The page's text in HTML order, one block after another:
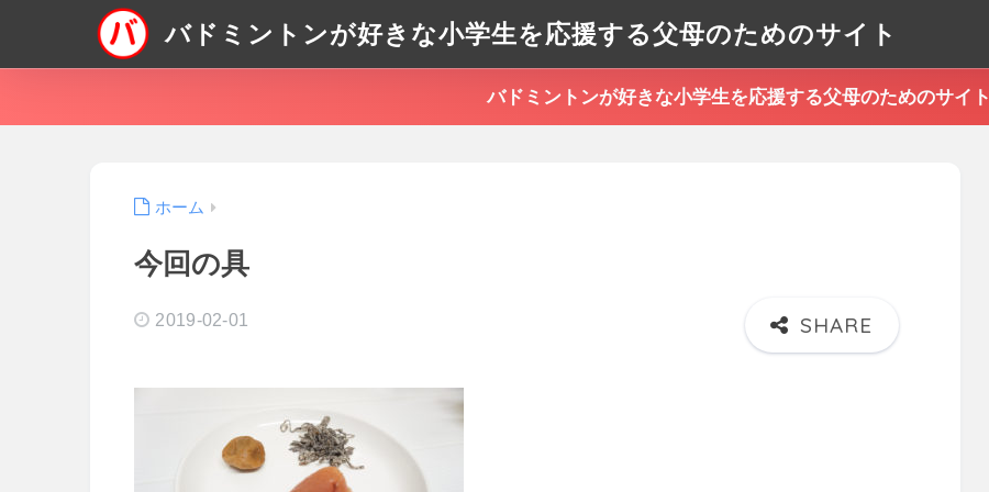
バドミントンが好きな小学生を応援する父母のためのサイト
バドミントンが好きな小学生を応援する父母のためのサイト
ホーム
今回の具
2019-02-01